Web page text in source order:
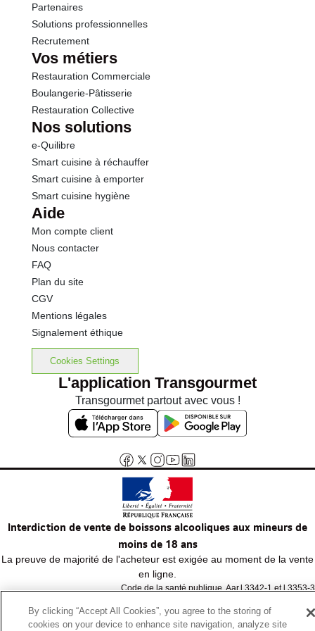
Calcium
Partenaires
Solutions professionnelles
Recrutement
Vos métiers
Restauration Commerciale
Boulangerie-Pâtisserie
Restauration Collective
Nos solutions
e-Quilibre
Smart cuisine à réchauffer
Smart cuisine à emporter
Smart cuisine hygiène
Aide
Mon compte client
Nous contacter
FAQ
Plan du site
CGV
Mentions légales
Signalement éthique
Cookies Settings
L'application Transgourmet
Transgourmet partout avec vous !
Interdiction de vente de boissons alcooliques aux mineurs de
moins de 18 ans
La preuve de majorité de l'acheteur est exigée au moment de la vente
en ligne.
Code de la santé publique, Aar.l.3342-1 et l.3353-3
By clicking “Accept All Cookies”, you agree to the storing of
cookies on your device to enhance site navigation, analyze site